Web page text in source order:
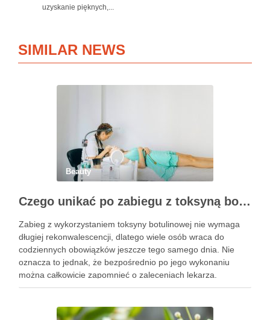
uzyskanie pięknych,...
SIMILAR NEWS
Beauty
Czego unikać po zabiegu z toksyną botulinową?
Zabieg z wykorzystaniem toksyny botulinowej nie wymaga
długiej rekonwalescencji, dlatego wiele osób wraca do
codziennych obowiązków jeszcze tego samego dnia. Nie
oznacza to jednak, że bezpośrednio po jego wykonaniu
można całkowicie zapomnieć o zaleceniach lekarza.
Pierwsze godziny i dni po zabiegu mają znaczenie dla